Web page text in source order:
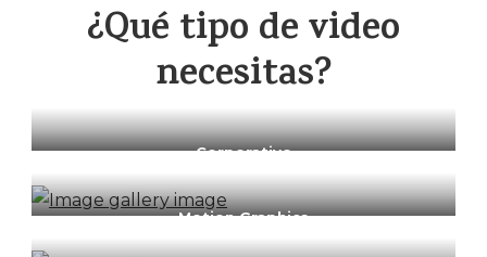
¿Qué tipo de video
necesitas?
Corporativo
Motion Graphics